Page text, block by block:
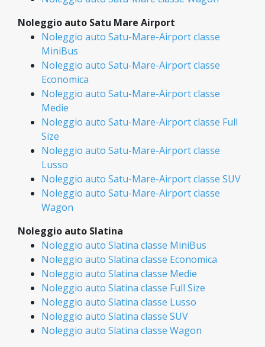
Noleggio auto Satu Mare Airport
Noleggio auto Satu-Mare-Airport classe
MiniBus
Noleggio auto Satu-Mare-Airport classe
Economica
Noleggio auto Satu-Mare-Airport classe
Medie
Noleggio auto Satu-Mare-Airport classe Full
Size
Noleggio auto Satu-Mare-Airport classe
Lusso
Noleggio auto Satu-Mare-Airport classe SUV
Noleggio auto Satu-Mare-Airport classe
Wagon
Noleggio auto Slatina
Noleggio auto Slatina classe MiniBus
Noleggio auto Slatina classe Economica
Noleggio auto Slatina classe Medie
Noleggio auto Slatina classe Full Size
Noleggio auto Slatina classe Lusso
Noleggio auto Slatina classe SUV
Noleggio auto Slatina classe Wagon